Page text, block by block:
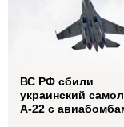
ВС РФ сбили
украинский
А-22 с